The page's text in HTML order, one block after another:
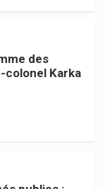
des
colonel Karka